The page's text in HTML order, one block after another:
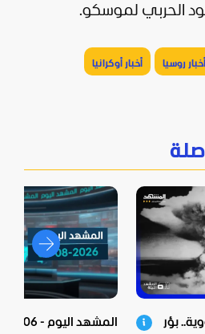
الحربي لموسكو.
أخبار روسيا أخبار أوكرانيا
بؤر
المشهد اليوم - 06-08-2026